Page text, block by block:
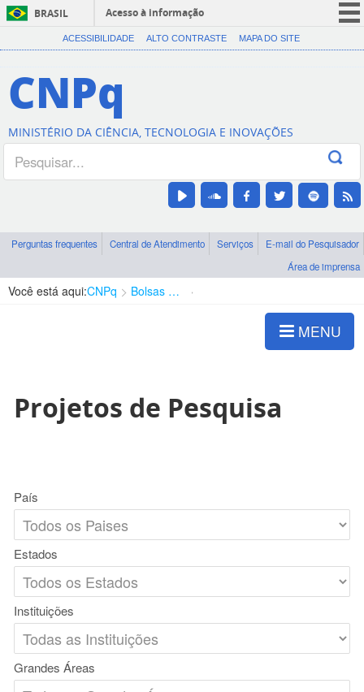
BRASIL
Acesso à informação
CORONAVÍRUS (COVID-19)
Canais
ACESSIBILIDADE ALTO CONTRASTE MAPA DO SITE
CNPq
MINISTÉRIO DA CIÊNCIA, TECNOLOGIA E INOVAÇÕES
Perguntas frequentes Central de Atendimento Serviços
E-mail do Pesquisador
Área de imprensa
Você está aqui:CNPq Bolsas e Auxílios Vigentes
MENU
Projetos de Pesquisa
País
Estados
Instituições
Grandes Áreas